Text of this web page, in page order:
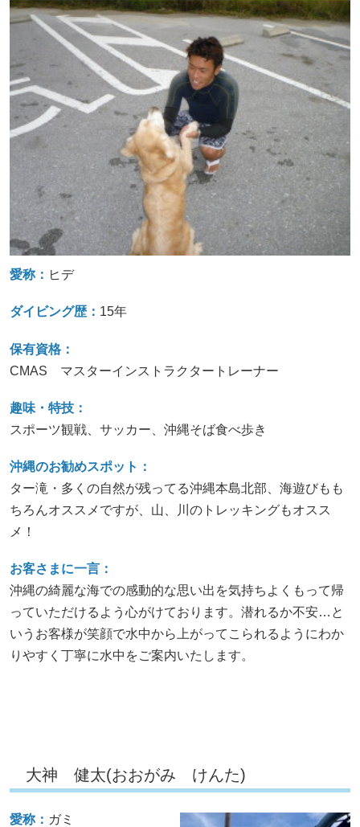
愛称： ヒデ
ダイビング歴： 15年
保有資格：
CMAS マスターインストラクタートレーナー
趣味・特技：
スポーツ観戦、サッカー、沖縄そば食べ歩き
沖縄のお勧めスポット：
ター滝・多くの自然が残ってる沖縄本島北部、海遊びもも
ちろんオススメですが、山、川のトレッキングもオスス
メ！
お客さまに一言：
沖縄の綺麗な海での感動的な思い出を気持ちよくもって帰
っていただけるよう心がけております。潜れるか不安…と
いうお客様が笑顔で水中から上がってこられるようにわか
りやすく丁寧に水中をご案内いたします。
大神 健太(おおがみ けんた)
愛称： ガミ